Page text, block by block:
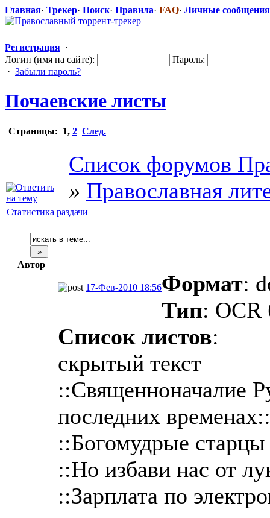
Главная· Трекер· Поиск· Правила· FAQ· Личные сообщения
Регистрация ·
Логин (имя на сайте):
Пароль:
· Забыли пароль?
Почаевские листы
Страницы: 1, 2 След.
Список форумов
» Православная
Статистика раздачи
Автор
17-Фев-2010 18:56Формат:
Тип: OCR
Список листов:
скрытый текст
::Священноначалие
последних временах::
::Богомудрые
::Но избави нас от
::Зарплата по